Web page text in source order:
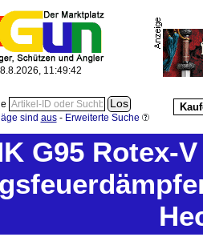
8.8.2026, 11:49:43
sind aus- Erweiterte Suche
G95 Rotex-